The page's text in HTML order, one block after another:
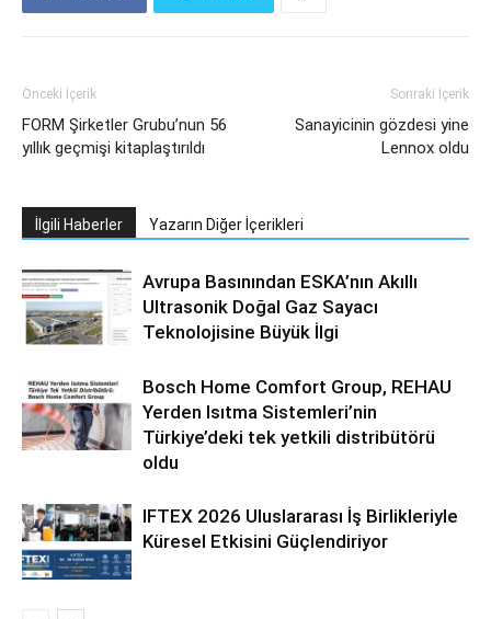
Önceki İçerik
FORM Şirketler Grubu’nun 56
yıllık geçmişi kitaplaştırıldı
Sonraki İçerik
Sanayicinin gözdesi yine
Lennox oldu
İlgili Haberler Yazarın Diğer İçerikleri
Avrupa Basınından ESKA’nın Akıllı
Ultrasonik Doğal Gaz Sayacı
Teknolojisine Büyük İlgi
Bosch Home Comfort Group, REHAU
Yerden Isıtma Sistemleri’nin
Türkiye’deki tek yetkili distribütörü
oldu
IFTEX 2026 Uluslararası İş Birlikleriyle
Küresel Etkisini Güçlendiriyor